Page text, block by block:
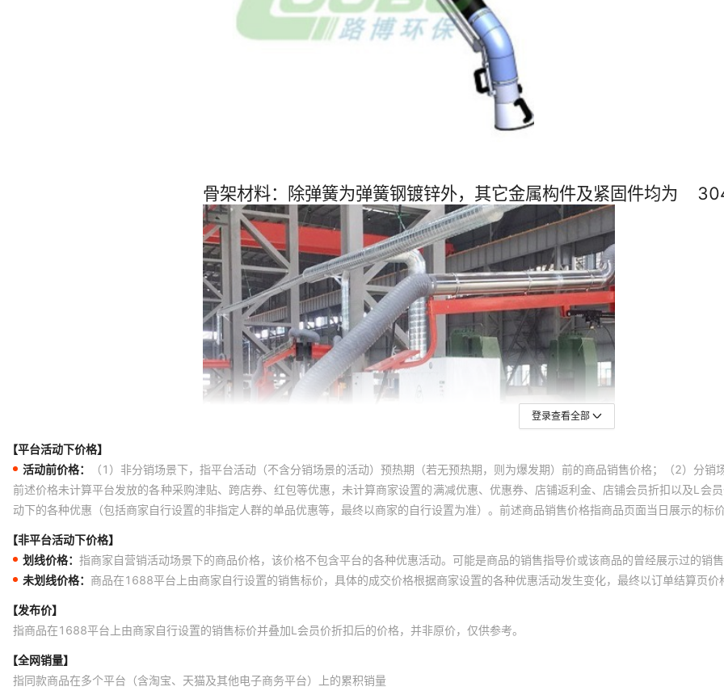
登录查看全部
【平台活动下价格】
活动前价格：
（1）非分销场景下，指平台活动（不含分销场景的活动）预热期（若无预热期，则为爆发期）前的商品销售价格；（2）分
前述价格未计算平台发放的各种采购津贴、跨店券、红包等优惠，未计算商家设置的满减优惠、优惠券、店铺返利金、店铺会员折扣以及L会
动下的各种优惠（包括商家自行设置的非指定人群的单品优惠等，最终以商家的自行设置为准）。前述商品销售价格指商品页面当日展示的
【非平台活动下价格】
划线价格： 指商家自营销活动场景下的商品价格，该价格不包含平台的各种优惠活动。可能是商品的销售指导价或该商品的曾经展示过的销
未划线价格： 商品在1688平台上由商家自行设置的销售标价，具体的成交价格根据商家设置的各种优惠活动发生变化，最终以订单结算页价
【发布价】
指商品在1688平台上由商家自行设置的销售标价并叠加L会员价折扣后的价格，并非原价，仅供参考。
【全网销量】
指同款商品在多个平台（含淘宝、天猫及其他电子商务平台）上的累积销量